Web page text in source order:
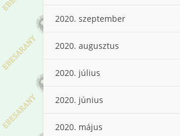
2020. szeptember
2020. augusztus
2020. július
2020. június
2020. május